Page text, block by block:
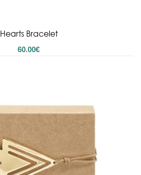
Hearts Bracelet
60.00€